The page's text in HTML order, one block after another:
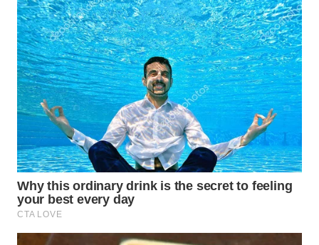
WN
KARAWANG
WN
BEKASI
BOGOR
WN
DEPOK
WN